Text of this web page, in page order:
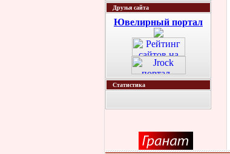
Друзья сайта
Ювелирный портал
Статистика